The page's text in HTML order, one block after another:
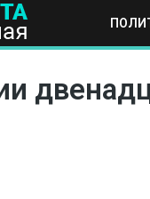
ЭКОНОМИКА